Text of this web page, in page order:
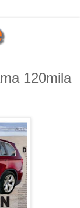
120mila